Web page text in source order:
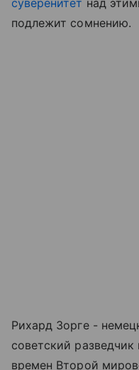
подлежит сомнению.
Рихард Зорге -
советский разведчик
времен Второй